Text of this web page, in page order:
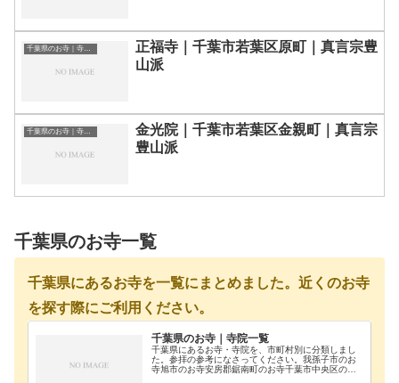
千葉県のお寺｜寺院一覧
正福寺｜千葉市若葉区原町｜真言宗豊
山派
千葉県のお寺｜寺院一覧
金光院｜千葉市若葉区金親町｜真言宗
豊山派
千葉県のお寺一覧
千葉県にあるお寺を一覧にまとめました。近くのお寺
を探す際にご利用ください。
千葉県のお寺｜寺院一覧
千葉県にあるお寺・寺院を、市町村別に分類しまし
た。参拝の参考になさってください。我孫子市のお
寺旭市のお寺安房郡鋸南町のお寺千葉市中央区のお